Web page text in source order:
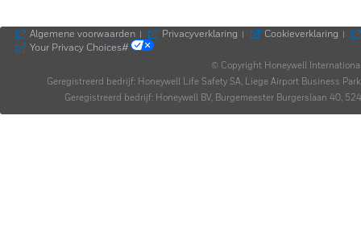
Algemene voorwaarden Privacyverklaring Cookieverklaring
Your Privacy Choices#
© Copyright Honeywell
Geregistreerd bedrijf: Honeywell Life Safety SA, Liege Airport Business
Geregistreerd bedrijf: Honeywell BV, Burgemeester Burgerslaan 40,